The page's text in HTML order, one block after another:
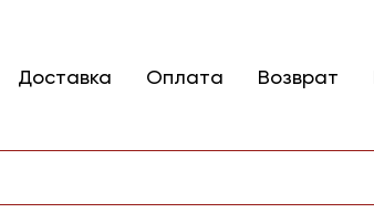
Доставка Оплата Возврат